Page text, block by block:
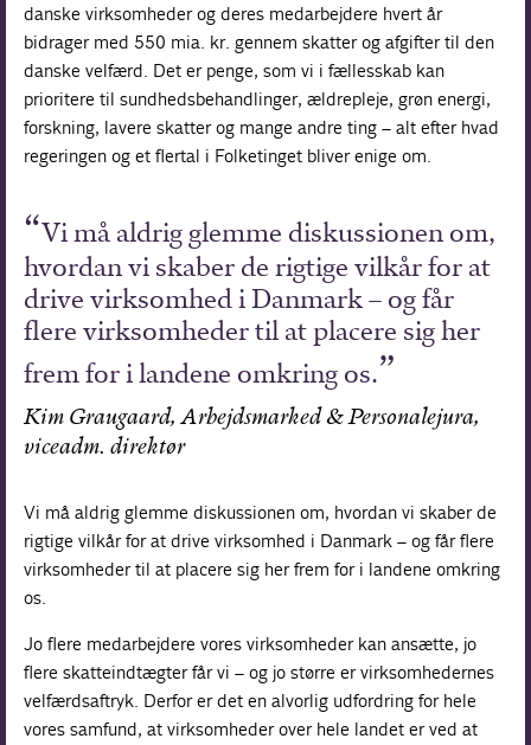
danske virksomheder og deres medarbejdere hvert år
bidrager med 550 mia. kr. gennem skatter og afgifter til den
danske velfærd. Det er penge, som vi i fællesskab kan
prioritere til sundhedsbehandlinger, ældrepleje, grøn energi,
forskning, lavere skatter og mange andre ting – alt efter hvad
regeringen og et flertal i Folketinget bliver enige om.
Vi må aldrig glemme diskussionen om,
hvordan vi skaber de rigtige vilkår for at
drive virksomhed i Danmark – og får
flere virksomheder til at placere sig her
frem for i landene omkring os.
Kim Graugaard, Arbejdsmarked & Personalejura,
viceadm. direktør
Vi må aldrig glemme diskussionen om, hvordan vi skaber de
rigtige vilkår for at drive virksomhed i Danmark – og får flere
virksomheder til at placere sig her frem for i landene omkring
os.
Jo flere medarbejdere vores virksomheder kan ansætte, jo
flere skatteindtægter får vi – og jo større er virksomhedernes
velfærdsaftryk. Derfor er det en alvorlig udfordring for hele
vores samfund, at virksomheder over hele landet er ved at